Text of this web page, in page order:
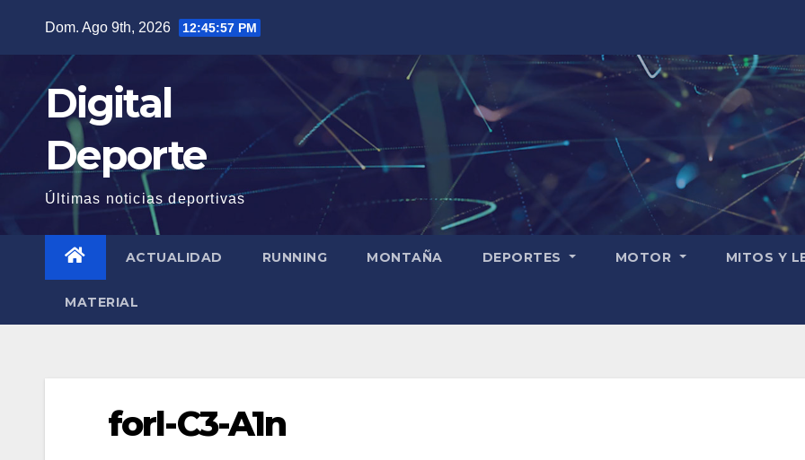
contenido
Dom. Ago 9th, 2026 12:45:58 PM
Digital
Deporte
Últimas noticias deportivas
ACTUALIDAD RUNNING MONTAÑA DEPORTES MOTOR MITOS Y
MATERIAL
forl-C3-A1n